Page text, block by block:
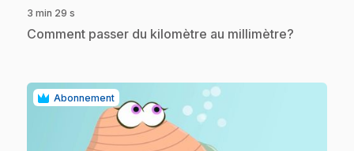
3 min 29 s
.Comment passer du kilomètre au millimètre?
Abonnement